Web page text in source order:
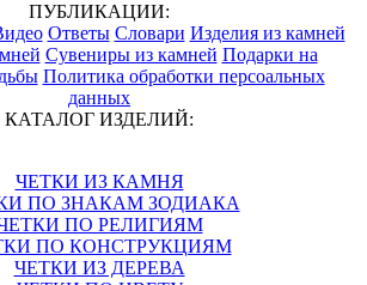
ПУБЛИКАЦИИ:
Ответы Словари Изделия из камней
Сувениры из камней Подарки на
Политика обработки персоальных
данных
КАТАЛОГ ИЗДЕЛИЙ:
ЧЕТКИ ИЗ КАМНЯ
ПО ЗНАКАМ ЗОДИАКА
ПО РЕЛИГИЯМ
ПО КОНСТРУКЦИЯМ
ЧЕТКИ ИЗ ДЕРЕВА